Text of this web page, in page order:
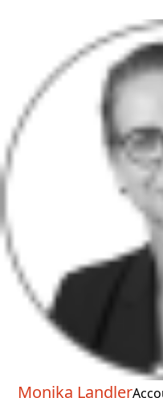
Monika Landler